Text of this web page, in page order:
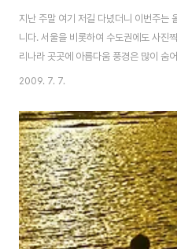
지난 주말 여기 저길 다녔더니 이번주는
니다. 서울을 비롯하여 수도권에도 사진
리나라 곳곳에 아름다움 풍경은 많이 숨
나 국도를 지나가다 찍어봤습니다 그래
다. 그리고 그 아래로 물흐름을 잡아보았
을 찍을수 밖에 없었습니다. 왜냐구요?
에 사진이 어둡게 되거나 혹은 하얗게 떠
더 내려가니 돌 사이로 흐르는 물살도 이
도를 지나가다보니 연꽃과 수련이 ..
2009. 7. 7.